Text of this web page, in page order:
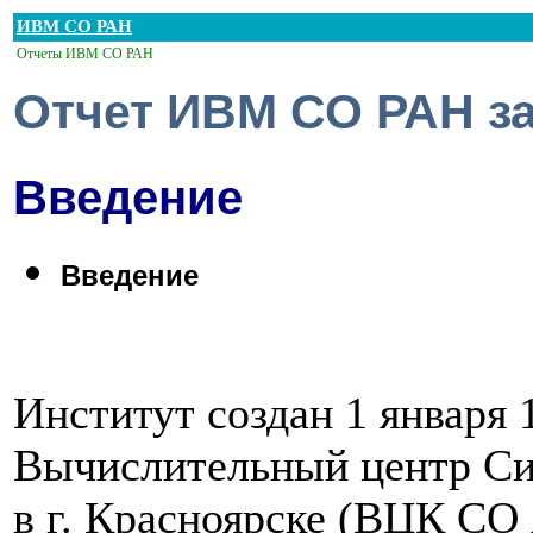
ИВМ СО РАН
Отчеты ИВМ СО РАН
Отчет ИВМ СО РАН за
Введение
Введение
Институт создан 1 января
Вычислительный центр
в г. Красноярске (ВЦК